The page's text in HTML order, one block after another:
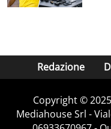
Redazione
Copyright ©
Mediahouse Srl -